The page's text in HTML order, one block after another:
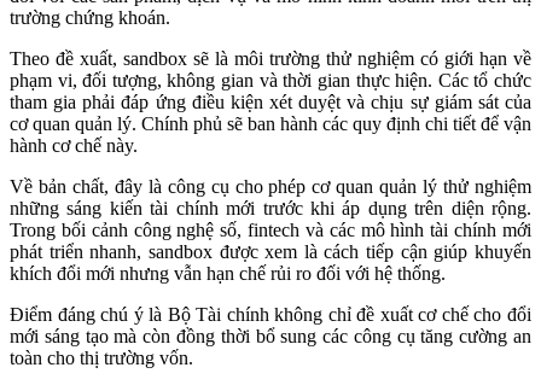
trường chứng khoán.
Theo đề xuất, sandbox sẽ là môi trường thử nghiệm có giới hạn về
phạm vi, đối tượng, không gian và thời gian thực hiện. Các tổ chức
tham gia phải đáp ứng điều kiện xét duyệt và chịu sự giám sát của
cơ quan quản lý. Chính phủ sẽ ban hành các quy định chi tiết để vận
hành cơ chế này.
Về bản chất, đây là công cụ cho phép cơ quan quản lý thử nghiệm
những sáng kiến tài chính mới trước khi áp dụng trên diện rộng.
Trong bối cảnh công nghệ số, fintech và các mô hình tài chính mới
phát triển nhanh, sandbox được xem là cách tiếp cận giúp khuyến
khích đổi mới nhưng vẫn hạn chế rủi ro đối với hệ thống.
Điểm đáng chú ý là Bộ Tài chính không chỉ đề xuất cơ chế cho đổi
mới sáng tạo mà còn đồng thời bổ sung các công cụ tăng cường an
toàn cho thị trường vốn.